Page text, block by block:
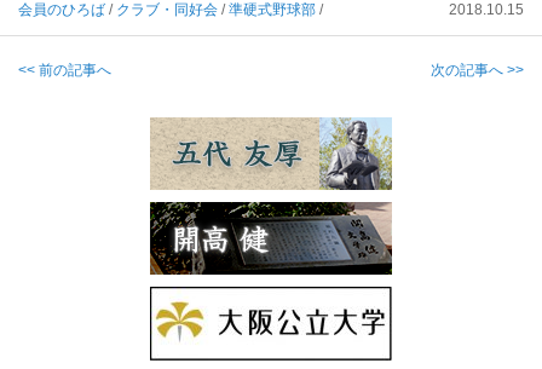
会員のひろば / クラブ・同好会 /準硬式野球部 / 2018.10.15
<< 前の記事へ 次の記事へ >>